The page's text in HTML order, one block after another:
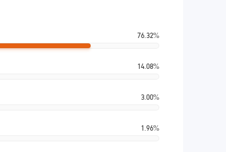
76.32%
14.08%
3.00%
1.96%